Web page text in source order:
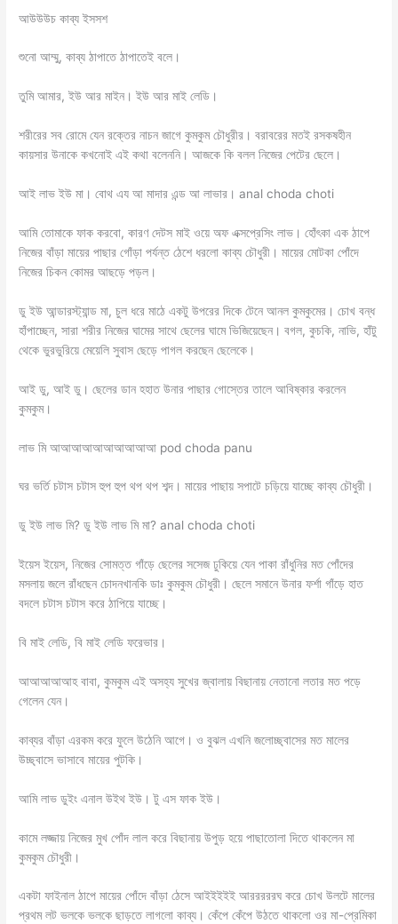
আউউউচ কাব্য ইসসশ
শুনো আম্মু, কাব্য ঠাপাতে ঠাপাতেই বলে।
তুমি আমার, ইউ আর মাইন। ইউ আর মাই লেডি।
শরীরের সব রোমে যেন রক্তের নাচন জাগে কুমকুম চৌধুরীর। বরাবরের মতই রসকষহীন
কায়সার উনাকে কখনোই এই কথা বলেননি। আজকে কি বলল নিজের পেটের ছেলে।
আই লাভ ইউ মা। বোথ এয আ মাদার এন্ড আ লাভার। anal choda choti
আমি তোমাকে ফাক করবো, কারণ দেটস মাই ওয়ে অফ এক্সপ্রেসিং লাভ। হোঁৎকা এক ঠাপে
নিজের বাঁড়া মায়ের পাছার গোঁড়া পর্যন্ত ঠেশে ধরলো কাব্য চৌধুরী। মায়ের মোটকা পোঁদে
নিজের চিকন কোমর আছড়ে পড়ল।
ডু ইউ আন্ডারস্ট্যান্ড মা, চুল ধরে মাঠে একটু উপরের দিকে টেনে আনল কুমকুমের। চোখ বন্ধ
হাঁপাচ্ছেন, সারা শরীর নিজের ঘামের সাথে ছেলের ঘামে ভিজিয়েছেন। বগল, কুচকি, নাভি, হাঁটু
থেকে ভুরভুরিয়ে মেয়েলি সুবাস ছেড়ে পাগল করছেন ছেলেকে।
আই ডু, আই ডু। ছেলের ডান হহাত উনার পাছার গোস্তের তালে আবিষ্কার করলেন
কুমকুম।
লাভ মি আআআআআআআআআআ pod choda panu
ঘর ভর্তি চটাস চটাস হুপ হুপ থপ থপ শব্দ। মায়ের পাছায় সপাটে চড়িয়ে যাচ্ছে কাব্য চৌধুরী।
ডু ইউ লাভ মি? ডু ইউ লাভ মি মা? anal choda choti
ইয়েস ইয়েস, নিজের সোমত্ত গাঁড়ে ছেলের সসেজ ঢুকিয়ে যেন পাকা রাঁধুনির মত পোঁদের
মসলায় জলে রাঁধছেন চোদনখানকি ডাঃ কুমকুম চৌধুরী। ছেলে সমানে উনার ফর্শা গাঁড়ে হাত
বদলে চটাস চটাস করে ঠাপিয়ে যাচ্ছে।
বি মাই লেডি, বি মাই লেডি ফরেভার।
আআআআআহ বাবা, কুমকুম এই অসহ্য সুখের জ্বালায় বিছানায় নেতানো লতার মত পড়ে
গেলেন যেন।
কাব্যর বাঁড়া এরকম করে ফুলে উঠেনি আগে। ও বুঝল এখনি জলোচ্ছ্বাসের মত মালের
উচ্ছ্বাসে ভাসাবে মায়ের পুটকি।
আমি লাভ ডুইং এনাল উইথ ইউ। টু এস ফাক ইউ।
কামে লজ্জায় নিজের মুখ পোঁদ লাল করে বিছানায় উপুড় হয়ে পাছাতোলা দিতে থাকলেন মা
কুমকুম চৌধুরী।
একটা ফাইনাল ঠাপে মায়ের পোঁদে বাঁড়া ঠেসে আইইইইই আরররররঘ করে চোখ উলটে মালের
প্রথম লট ভলকে ভলকে ছাড়তে লাগলো কাব্য। কেঁপে কেঁপে উঠতে থাকলো ওর মা-প্রেমিকা